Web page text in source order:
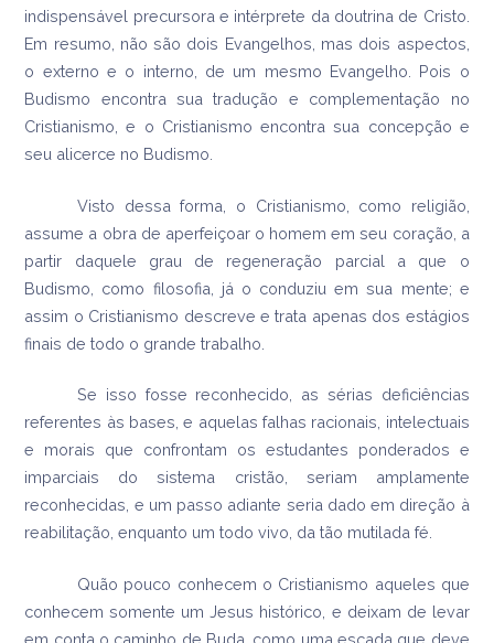
indispensável precursora e intérprete da doutrina de Cristo.
Em resumo, não são dois Evangelhos, mas dois aspectos,
o externo e o interno, de um mesmo Evangelho. Pois o
Budismo encontra sua tradução e complementação no
Cristianismo, e o Cristianismo encontra sua concepção e
seu alicerce no Budismo.
Visto dessa forma, o Cristianismo, como religião,
assume a obra de aperfeiçoar o homem em seu coração, a
partir daquele grau de regeneração parcial a que o
Budismo, como filosofia, já o conduziu em sua mente; e
assim o Cristianismo descreve e trata apenas dos estágios
finais de todo o grande trabalho.
Se isso fosse reconhecido, as sérias deficiências
referentes às bases, e aquelas falhas racionais, intelectuais
e morais que confrontam os estudantes ponderados e
imparciais do sistema cristão, seriam amplamente
reconhecidas, e um passo adiante seria dado em direção à
reabilitação, enquanto um todo vivo, da tão mutilada fé.
Quão pouco conhecem o Cristianismo aqueles que
conhecem somente um Jesus histórico, e deixam de levar
em conta o caminho de Buda, como uma escada que deve